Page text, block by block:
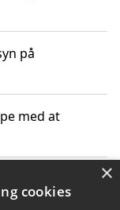
på
med at
kan inspirere til×
cookies